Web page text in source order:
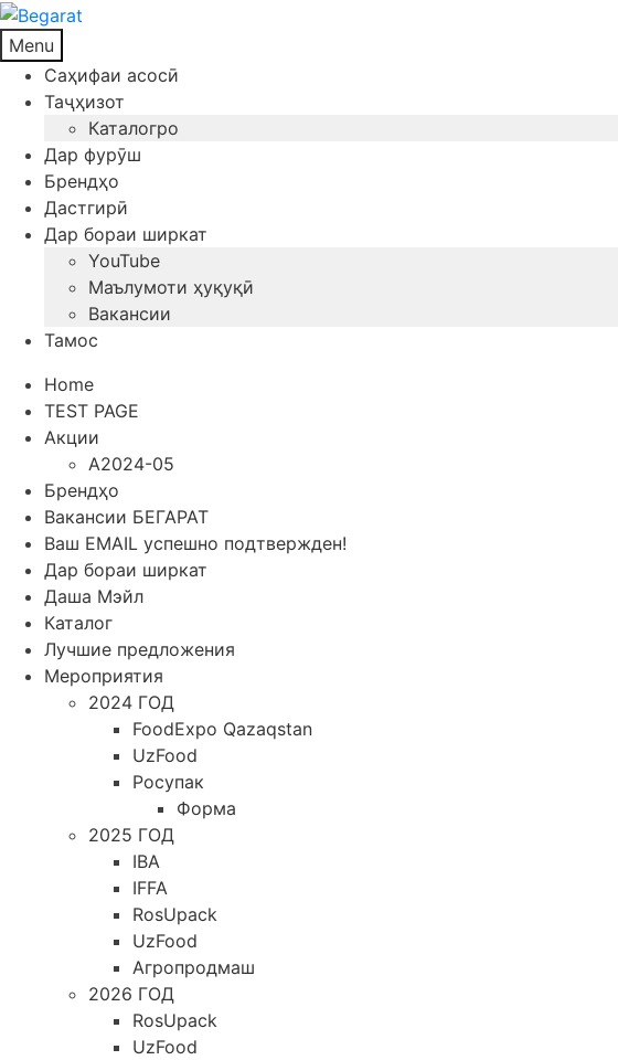
Menu
Саҳифаи асосӣ
Таҷҳизот
Каталогро
Дар фурӯш
Брендҳо
Дастгирӣ
Дар бораи ширкат
YouTube
Маълумоти ҳуқуқӣ
Вакансии
Тамос
Home
TEST PAGE
Акции
A2024-05
Брендҳо
Вакансии БЕГАРАТ
Ваш EMAIL успешно подтвержден!
Дар бораи ширкат
Даша Мэйл
Каталог
Лучшие предложения
Мероприятия
2024 ГОД
FoodExpo Qazaqstan
UzFood
Росупак
Форма
2025 ГОД
IBA
IFFA
RosUpack
UzFood
Агропродмаш
2026 ГОД
RosUpack
UzFood